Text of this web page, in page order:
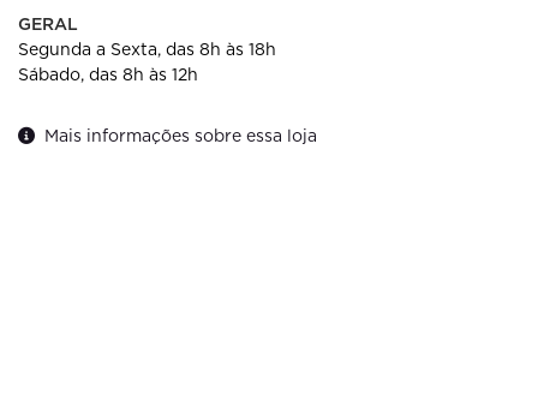
GERAL
Segunda a Sexta, das 8h às 18h
Sábado, das 8h às 12h
Mais informações sobre essa loja